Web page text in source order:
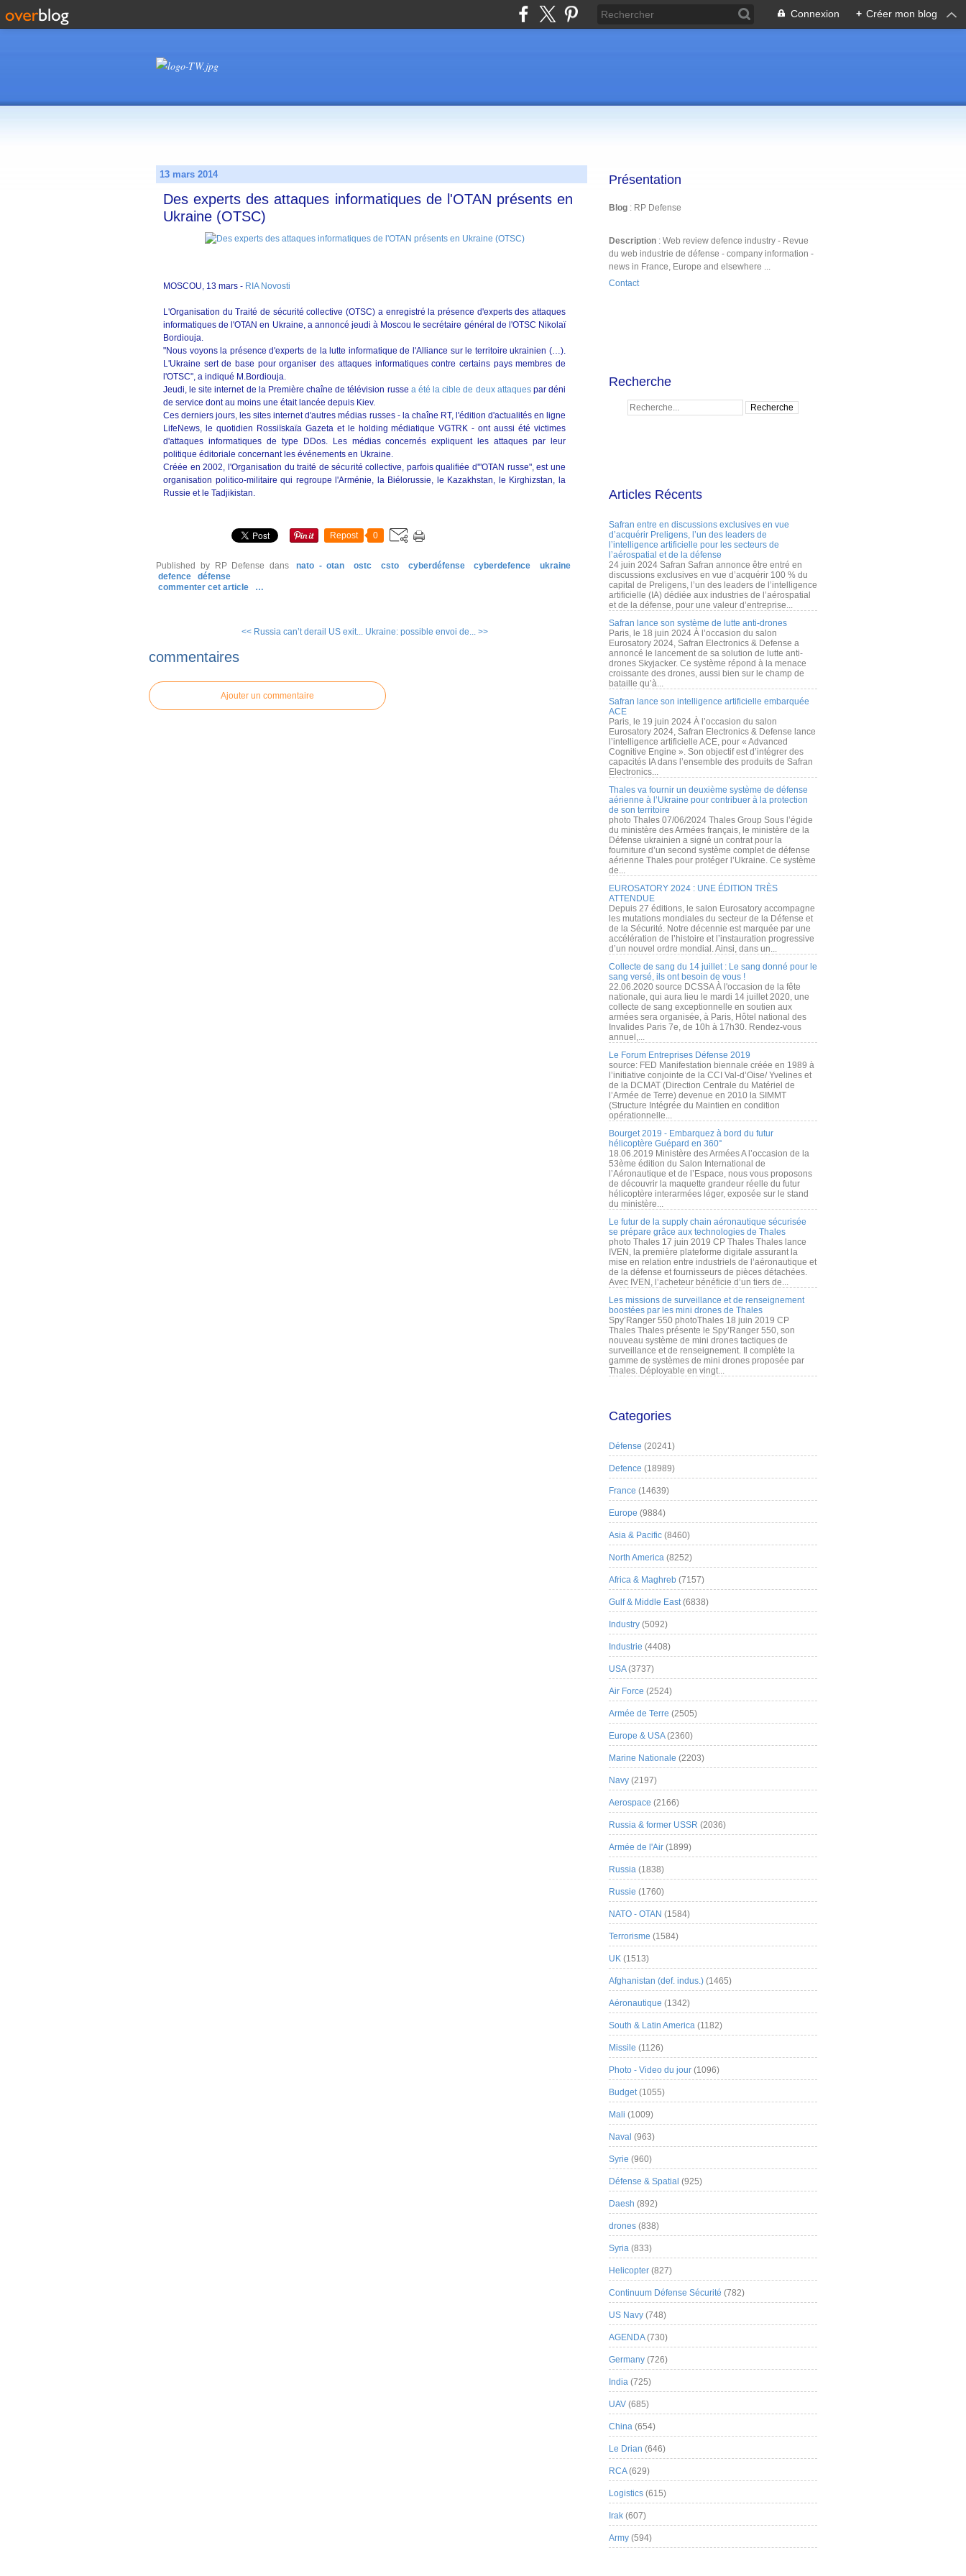
Connexion + Créer mon blog
13 mars 2014
Des experts des attaques informatiques de l'OTAN présents en
Ukraine (OTSC)
MOSCOU, 13 mars - RIA Novosti
L'Organisation du Traité de sécurité collective (OTSC) a enregistré la présence d'experts des attaques
informatiques de l'OTAN en Ukraine, a annoncé jeudi à Moscou le secrétaire général de l'OTSC Nikolaï
Bordiouja.
"Nous voyons la présence d'experts de la lutte informatique de l'Alliance sur le territoire ukrainien (…).
L'Ukraine sert de base pour organiser des attaques informatiques contre certains pays membres de
l'OTSC", a indiqué M.Bordiouja.
Jeudi, le site internet de la Première chaîne de télévision russe a été la cible de deux attaquespar déni
de service dont au moins une était lancée depuis Kiev.
Ces derniers jours, les sites internet d'autres médias russes - la chaîne RT, l'édition d'actualités en ligne
LifeNews, le quotidien Rossiïskaïa Gazeta et le holding médiatique VGTRK - ont aussi été victimes
d'attaques informatiques de type DDos. Les médias concernés expliquent les attaques par leur
politique éditoriale concernant les événements en Ukraine.
Créée en 2002, l'Organisation du traité de sécurité collective, parfois qualifiée d'"OTAN russe", est une
organisation politico-militaire qui regroupe l'Arménie, la Biélorussie, le Kazakhstan, le Kirghizstan, la
Russie et le Tadjikistan.
Repost 0
Published by RP Defense dans nato - otan ostc csto cyberdéfense cyberdefence
ukraine
defence
défense
commenter cet article
…
<< Russia can’t derail US exit... Ukraine: possible envoi de... >>
commentaires
Ajouter un commentaire
Présentation
Blog : RP Defense
Description : Web review defence industry - Revue
du web industrie de défense - company information -
news in France, Europe and elsewhere ...
Contact
Recherche
Articles Récents
Safran entre en discussions exclusives en vue
d’acquérir Preligens, l’un des leaders de
l’intelligence artificielle pour les secteurs de
l’aérospatial et de la défense
24 juin 2024 Safran Safran annonce être entré en
discussions exclusives en vue d’acquérir 100 % du
capital de Preligens, l’un des leaders de l’intelligence
artificielle (IA) dédiée aux industries de l’aérospatial
et de la défense, pour une valeur d’entreprise...
Safran lance son système de lutte anti-drones
Paris, le 18 juin 2024 À l’occasion du salon
Eurosatory 2024, Safran Electronics & Defense a
annoncé le lancement de sa solution de lutte anti-
drones Skyjacker. Ce système répond à la menace
croissante des drones, aussi bien sur le champ de
bataille qu’à...
Safran lance son intelligence artificielle embarquée
ACE
Paris, le 19 juin 2024 À l’occasion du salon
Eurosatory 2024, Safran Electronics & Defense lance
l’intelligence artificielle ACE, pour « Advanced
Cognitive Engine ». Son objectif est d’intégrer des
capacités IA dans l’ensemble des produits de Safran
Electronics...
Thales va fournir un deuxième système de défense
aérienne à l’Ukraine pour contribuer à la protection
de son territoire
photo Thales 07/06/2024 Thales Group Sous l’égide
du ministère des Armées français, le ministère de la
Défense ukrainien a signé un contrat pour la
fourniture d’un second système complet de défense
aérienne Thales pour protéger l’Ukraine. Ce système
de...
EUROSATORY 2024 : UNE ÉDITION TRÈS
ATTENDUE
Depuis 27 éditions, le salon Eurosatory accompagne
les mutations mondiales du secteur de la Défense et
de la Sécurité. Notre décennie est marquée par une
accélération de l’histoire et l’instauration progressive
d’un nouvel ordre mondial. Ainsi, dans un...
Collecte de sang du 14 juillet : Le sang donné pour le
sang versé, ils ont besoin de vous !
22.06.2020 source DCSSA À l'occasion de la fête
nationale, qui aura lieu le mardi 14 juillet 2020, une
collecte de sang exceptionnelle en soutien aux
armées sera organisée, à Paris, Hôtel national des
Invalides Paris 7e, de 10h à 17h30. Rendez-vous
annuel,...
Le Forum Entreprises Défense 2019
source: FED Manifestation biennale créée en 1989 à
l’initiative conjointe de la CCI Val-d’Oise/ Yvelines et
de la DCMAT (Direction Centrale du Matériel de
l’Armée de Terre) devenue en 2010 la SIMMT
(Structure Intégrée du Maintien en condition
opérationnelle...
Bourget 2019 - Embarquez à bord du futur
hélicoptère Guépard en 360°
18.06.2019 Ministère des Armées A l’occasion de la
53ème édition du Salon International de
l’Aéronautique et de l’Espace, nous vous proposons
de découvrir la maquette grandeur réelle du futur
hélicoptère interarmées léger, exposée sur le stand
du ministère...
Le futur de la supply chain aéronautique sécurisée
se prépare grâce aux technologies de Thales
photo Thales 17 juin 2019 CP Thales Thales lance
IVEN, la première plateforme digitale assurant la
mise en relation entre industriels de l’aéronautique et
de la défense et fournisseurs de pièces détachées.
Avec IVEN, l’acheteur bénéficie d’un tiers de...
Les missions de surveillance et de renseignement
boostées par les mini drones de Thales
Spy’Ranger 550 photoThales 18 juin 2019 CP
Thales Thales présente le Spy’Ranger 550, son
nouveau système de mini drones tactiques de
surveillance et de renseignement. Il complète la
gamme de systèmes de mini drones proposée par
Thales. Déployable en vingt...
Categories
Défense (20241)
Defence (18989)
France (14639)
Europe (9884)
Asia & Pacific (8460)
North America (8252)
Africa & Maghreb (7157)
Gulf & Middle East(6838)
Industry (5092)
Industrie (4408)
USA(3737)
Air Force (2524)
Armée de Terre (2505)
Europe & USA(2360)
Marine Nationale (2203)
Navy (2197)
Aerospace (2166)
Russia & former USSR (2036)
Armée de l'Air (1899)
Russia (1838)
Russie (1760)
NATO - OTAN (1584)
Terrorisme (1584)
UK (1513)
Afghanistan (def. indus.) (1465)
Aéronautique (1342)
South & Latin America (1182)
Missile (1126)
Photo - Video du jour (1096)
Budget(1055)
Mali (1009)
Naval (963)
Syrie (960)
Défense & Spatial (925)
Daesh (892)
drones (838)
Syria (833)
Helicopter (827)
Continuum Défense Sécurité (782)
US Navy (748)
AGENDA(730)
Germany (726)
India (725)
UAV (685)
China (654)
Le Drian (646)
RCA(629)
Logistics (615)
Irak (607)
Army (594)